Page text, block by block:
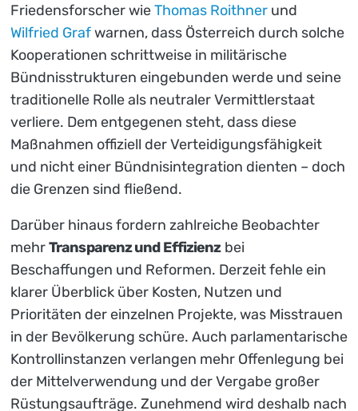
Friedensforscher wieThomas Roithner und
Wilfried Grafwarnen, dass Österreich durch solche
Kooperationen schrittweise in militärische
Bündnisstrukturen eingebunden werde und seine
traditionelle Rolle als neutraler Vermittlerstaat
verliere. Dem entgegenen steht, dass diese
Maßnahmen offiziell der Verteidigungsfähigkeit
und nicht einer Bündnisintegration dienten – doch
die Grenzen sind fließend.
Darüber hinaus fordern zahlreiche Beobachter
mehrTransparenz und Effizienzbei
Beschaffungen und Reformen. Derzeit fehle ein
klarer Überblick über Kosten, Nutzen und
Prioritäten der einzelnen Projekte, was Misstrauen
in der Bevölkerung schüre. Auch parlamentarische
Kontrollinstanzen verlangen mehr Offenlegung bei
der Mittelverwendung und der Vergabe großer
Rüstungsaufträge. Zunehmend wird deshalb nach